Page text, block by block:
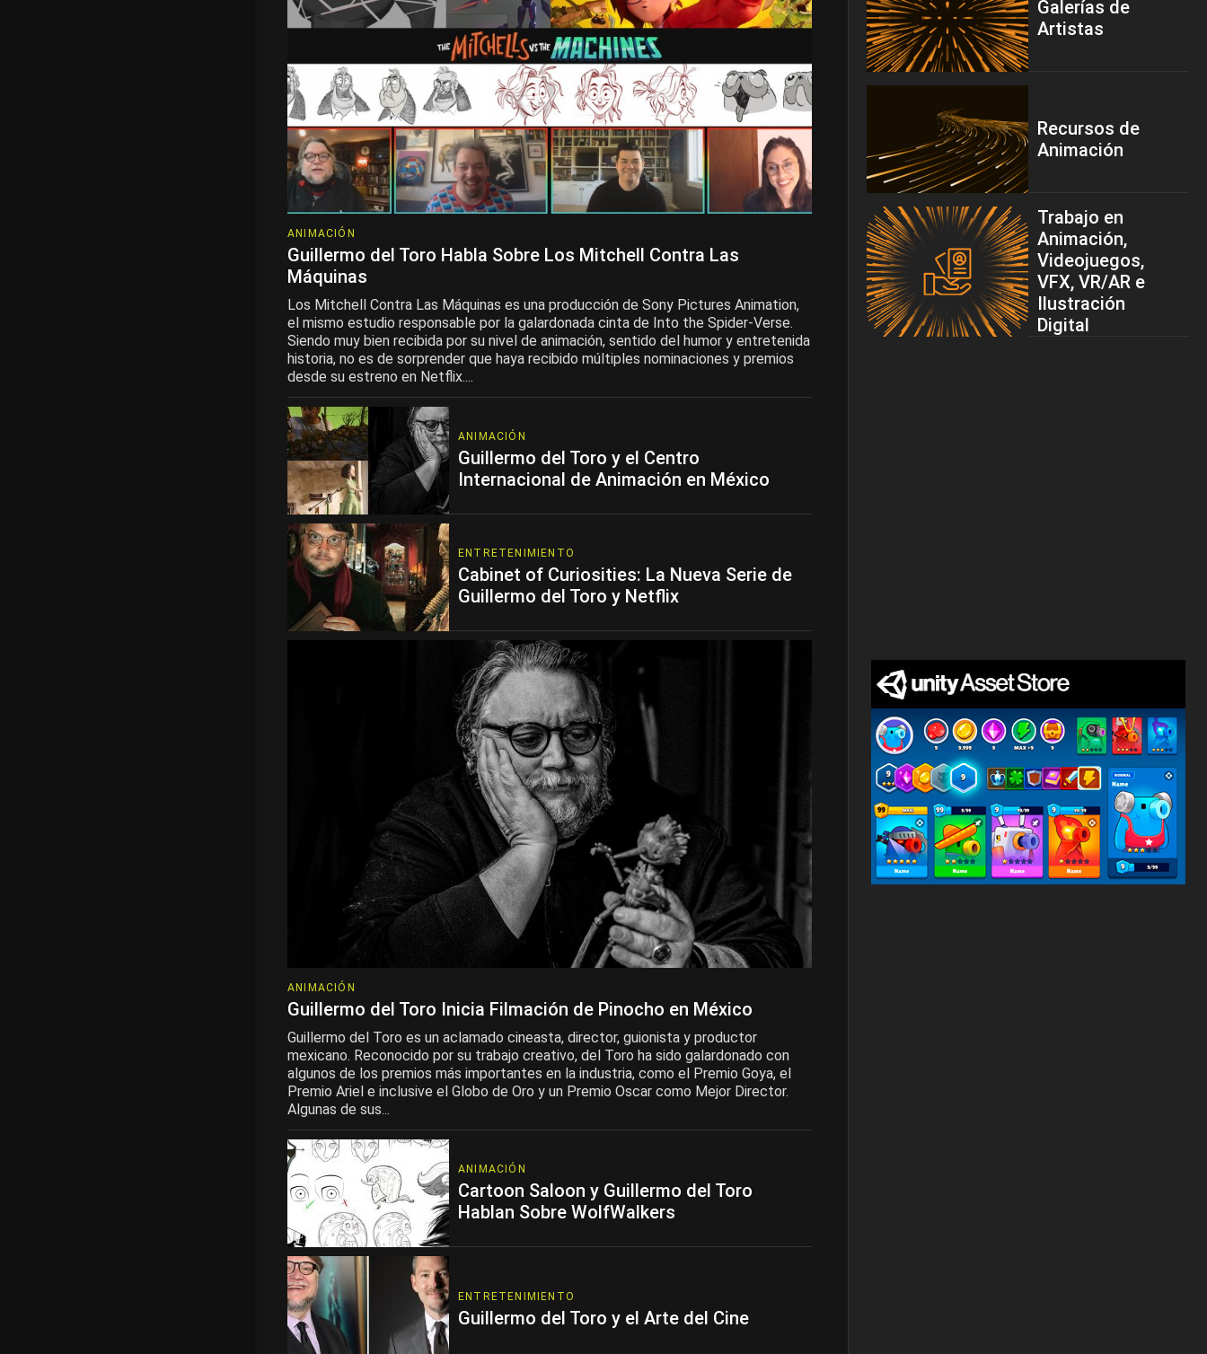
ANIMACIÓN
Guillermo del Toro Habla Sobre Los Mitchell Contra Las
Máquinas
Los Mitchell Contra Las Máquinas es una producción de Sony Pictures Animation,
el mismo estudio responsable por la galardonada cinta de Into the Spider-Verse.
Siendo muy bien recibida por su nivel de animación, sentido del humor y entretenida
historia, no es de sorprender que haya recibido múltiples nominaciones y premios
desde su estreno en Netflix....
ANIMACIÓN
Guillermo del Toro y el Centro
Internacional de Animación en México
ENTRETENIMIENTO
Cabinet of Curiosities: La Nueva Serie de
Guillermo del Toro y Netflix
ANIMACIÓN
Guillermo del Toro Inicia Filmación de Pinocho en México
Guillermo del Toro es un aclamado cineasta, director, guionista y productor
mexicano. Reconocido por su trabajo creativo, del Toro ha sido galardonado con
algunos de los premios más importantes en la industria, como el Premio Goya, el
Premio Ariel e inclusive el Globo de Oro y un Premio Oscar como Mejor Director.
Algunas de sus...
ANIMACIÓN
Cartoon Saloon y Guillermo del Toro
Hablan Sobre WolfWalkers
ENTRETENIMIENTO
Guillermo del Toro y el Arte del Cine
Galerías de
Artistas
Recursos de
Animación
Trabajo en
Animación,
Videojuegos,
VFX, VR/AR e
Ilustración
Digital